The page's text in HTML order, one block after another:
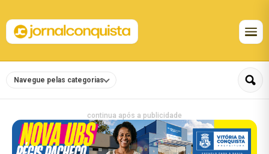
Navegue pelas categorias
continua após a publicidade